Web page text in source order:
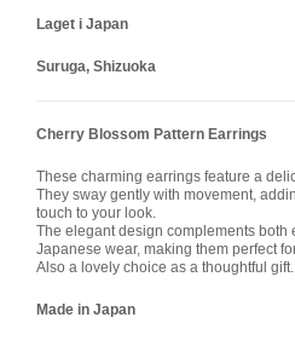
Laget i Japan
Suruga, Shizuoka
Cherry Blossom Pattern Earrings
These charming earrings feature a
They sway gently with movement,
touch to your look.
The elegant design complements both
Japanese wear, making them perfect
Also a lovely choice as a thoughtful gift.
Made in Japan